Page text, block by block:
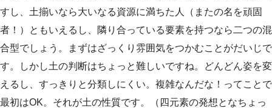
すし、土揃いなら大いなる資源に満ちた人（またの名を頑固
者！）ともいえるし、隣り合っている要素を持つなら二つの混
合型でしょう。まずはざっくり雰囲気をつかむことがだいじで
す。しかし土の判断はちょっと難しいですね。どんどん姿を変
えるし、すっきりと分類しにくい。複雑なんだな！ってことで
最初はOK。それが土の性質です。（四元素の発想となちょっ